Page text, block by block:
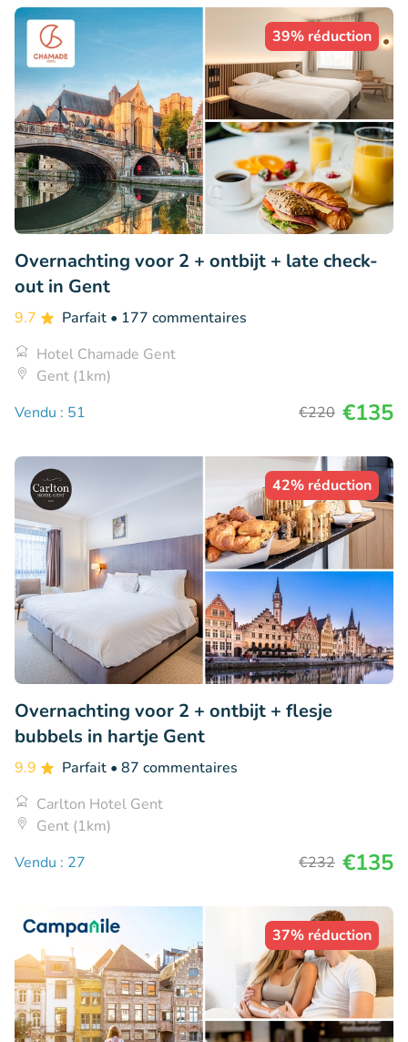
39% réduction
Overnachting voor 2 + ontbijt + late check-
out in Gent
9.7 Parfait • 177 commentaires
Hotel Chamade Gent
Gent (1km)
Vendu : 51
€220 €135
42% réduction
Overnachting voor 2 + ontbijt + flesje
bubbels in hartje Gent
9.9 Parfait • 87 commentaires
Carlton Hotel Gent
Gent (1km)
Vendu : 27
€232 €135
37% réduction